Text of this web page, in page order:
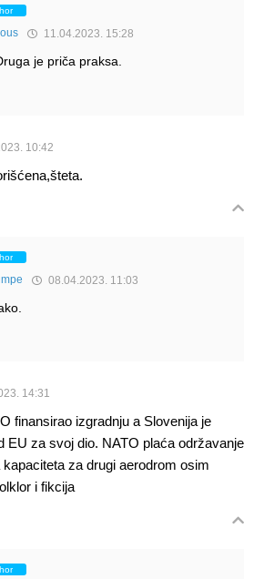
11.04.2023. 15:28
je priča praksa.
10:42
08.04.2023. 11:03
14:31
finansirao izgradnju a Slovenija je
EU za svoj dio. NATO plaća održavanje
za drugi aerodrom osim
i fikcija